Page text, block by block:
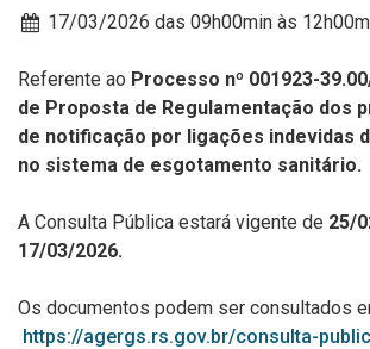
Data:
17/03/2026 das 09h00min às
Referente ao Processo nº 001923-
de Proposta de Regulamentação dos
de notificação por ligações indevidas
no sistema de esgotamento sanitário.
A Consulta Pública estará vigente de 25/
17/03/2026.
Os documentos podem ser consultados
https://agergs.rs.gov.br/consulta-